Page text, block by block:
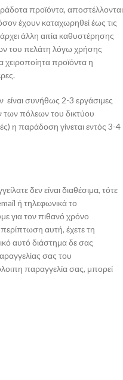
προϊόντα, αποστέλλονται
έχουν καταχωρηθεί έως τις
άλλη αιτία καθυστέρησης
του πελάτη λόγω χρήσης
προϊόντα η
συνήθως 2-3 εργάσιμες
των πόλεων του δικτύου
η παράδοση γίνεται εντός 3-4
δεν είναι διαθέσιμα, τότε
ή τηλεφωνικά το
για τον πιθανό χρόνο
αυτή, έχετε τη
αυτό διάστημα δε σας
σας του
παραγγελία σας, μπορεί